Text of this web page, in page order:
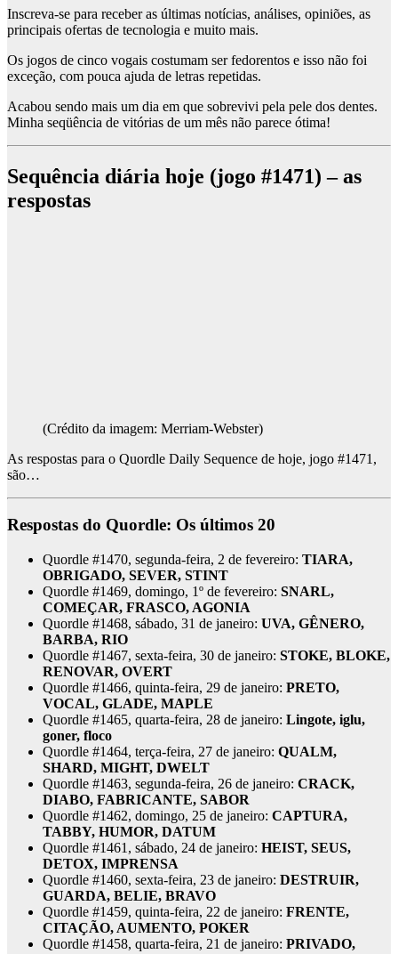
Inscreva-se para receber as últimas notícias, análises, opiniões, as
principais ofertas de tecnologia e muito mais.
Os jogos de cinco vogais costumam ser fedorentos e isso não foi
exceção, com pouca ajuda de letras repetidas.
Acabou sendo mais um dia em que sobrevivi pela pele dos dentes.
Minha seqüência de vitórias de um mês não parece ótima!
Sequência diária hoje (jogo #1471) – as
respostas
(Crédito da imagem: Merriam-Webster)
As respostas para o Quordle Daily Sequence de hoje, jogo #1471,
são…
Respostas do Quordle: Os últimos 20
Quordle #1470, segunda-feira, 2 de fevereiro: TIARA,
OBRIGADO, SEVER, STINT
Quordle #1469, domingo, 1º de fevereiro: SNARL,
COMEÇAR, FRASCO, AGONIA
Quordle #1468, sábado, 31 de janeiro: UVA, GÊNERO,
BARBA, RIO
Quordle #1467, sexta-feira, 30 de janeiro: STOKE, BLOKE,
RENOVAR, OVERT
Quordle #1466, quinta-feira, 29 de janeiro: PRETO,
VOCAL, GLADE, MAPLE
Quordle #1465, quarta-feira, 28 de janeiro: Lingote, iglu,
goner, floco
Quordle #1464, terça-feira, 27 de janeiro: QUALM,
SHARD, MIGHT, DWELT
Quordle #1463, segunda-feira, 26 de janeiro: CRACK,
DIABO, FABRICANTE, SABOR
Quordle #1462, domingo, 25 de janeiro: CAPTURA,
TABBY, HUMOR, DATUM
Quordle #1461, sábado, 24 de janeiro: HEIST, SEUS,
DETOX, IMPRENSA
Quordle #1460, sexta-feira, 23 de janeiro: DESTRUIR,
GUARDA, BELIE, BRAVO
Quordle #1459, quinta-feira, 22 de janeiro: FRENTE,
CITAÇÃO, AUMENTO, POKER
Quordle #1458, quarta-feira, 21 de janeiro: PRIVADO,